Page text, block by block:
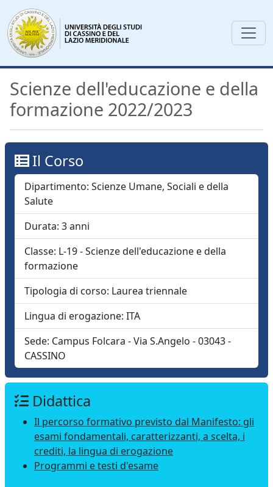
Scienze dell'educazione e della
formazione 2022/2023
Il Corso
Dipartimento: Scienze Umane, Sociali e della
Salute
Durata: 3anni
Classe: L-19 - Scienze dell'educazione e della
formazione
Tipologia di corso: Laurea triennale
Lingua di erogazione: ITA
Sede: Campus Folcara - Via S.Angelo - 03043 -
CASSINO
Didattica
Il percorso formativo previsto dal Manifesto: gli
esami fondamentali, caratterizzanti, a scelta, i
crediti, la lingua di erogazione
Programmi e testi d'esame